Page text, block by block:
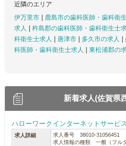
近隣のエリア
伊万里市
鹿島市の歯科医師・歯科衛
求人
杵島郡の歯科医師・歯科衛生士
科衛生士求人
唐津市 多久市の求人
科医師・歯科衛生士求人
東松浦郡の
新着求人(佐賀県
ハローワークインターネットサービ
求人詳細
求人番号 38010-31056451
求人情報の種類 一般（フルタ